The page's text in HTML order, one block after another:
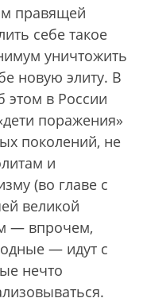
правящей
себе такое
уничтожить
новую элиту. В
в России
поражения»
поколений, не
и
(во главе с
великой
— впрочем,
— идут с
нечто